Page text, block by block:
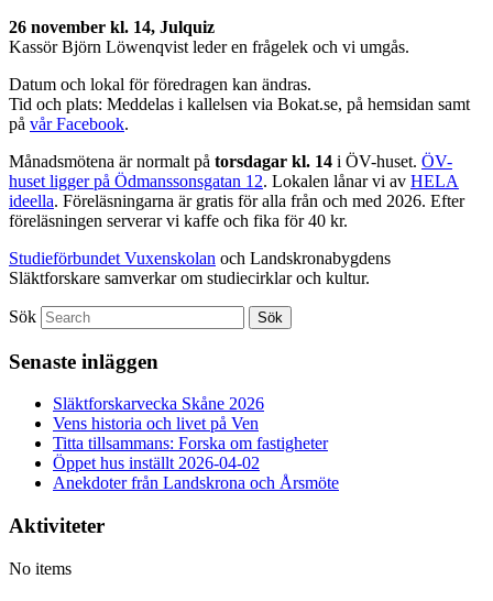
26 november kl. 14, Julquiz
Kassör Björn Löwenqvist leder en frågelek och vi umgås.
Datum och lokal för föredragen kan ändras.
Tid och plats: Meddelas i kallelsen via Bokat.se, på hemsidan samt
på vår Facebook.
Månadsmötena är normalt på torsdagar kl. 14 i ÖV-huset. ÖV-
huset ligger på Ödmanssonsgatan 12. Lokalen lånar vi av HELA
ideella. Föreläsningarna är gratis för alla från och med 2026. Efter
föreläsningen serverar vi kaffe och fika för 40 kr.
Studieförbundet Vuxenskolan och Landskronabygdens
Släktforskare samverkar om studiecirklar och kultur.
Sök
Senaste inläggen
Släktforskarvecka Skåne 2026
Vens historia och livet på Ven
Titta tillsammans: Forska om fastigheter
Öppet hus inställt 2026-04-02
Anekdoter från Landskrona och Årsmöte
Aktiviteter
No items